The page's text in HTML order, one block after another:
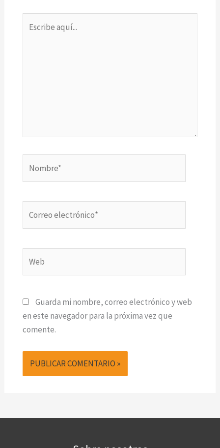
aquí...
electrónico*
Guarda mi nombre, correo electrónico y web
en este navegador para la próxima vez que
comente.